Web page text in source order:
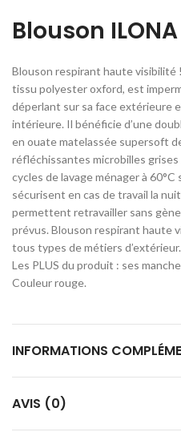
Blouson
Blouson respirant haute
tissu polyester oxford, est
déperlant sur sa face extérieure
intérieure. Il bénéficie d’une
en ouate matelassée supersoft
réfléchissantes microbilles
cycles de lavage ménager à
sécurisent en cas de travail la
permettent retravailler sans
prévus. Blouson respirant haute
tous types de métiers d’extérieur.
Les PLUS du produit : ses
Couleur rouge.
INFORMATIONS
AVIS (0)